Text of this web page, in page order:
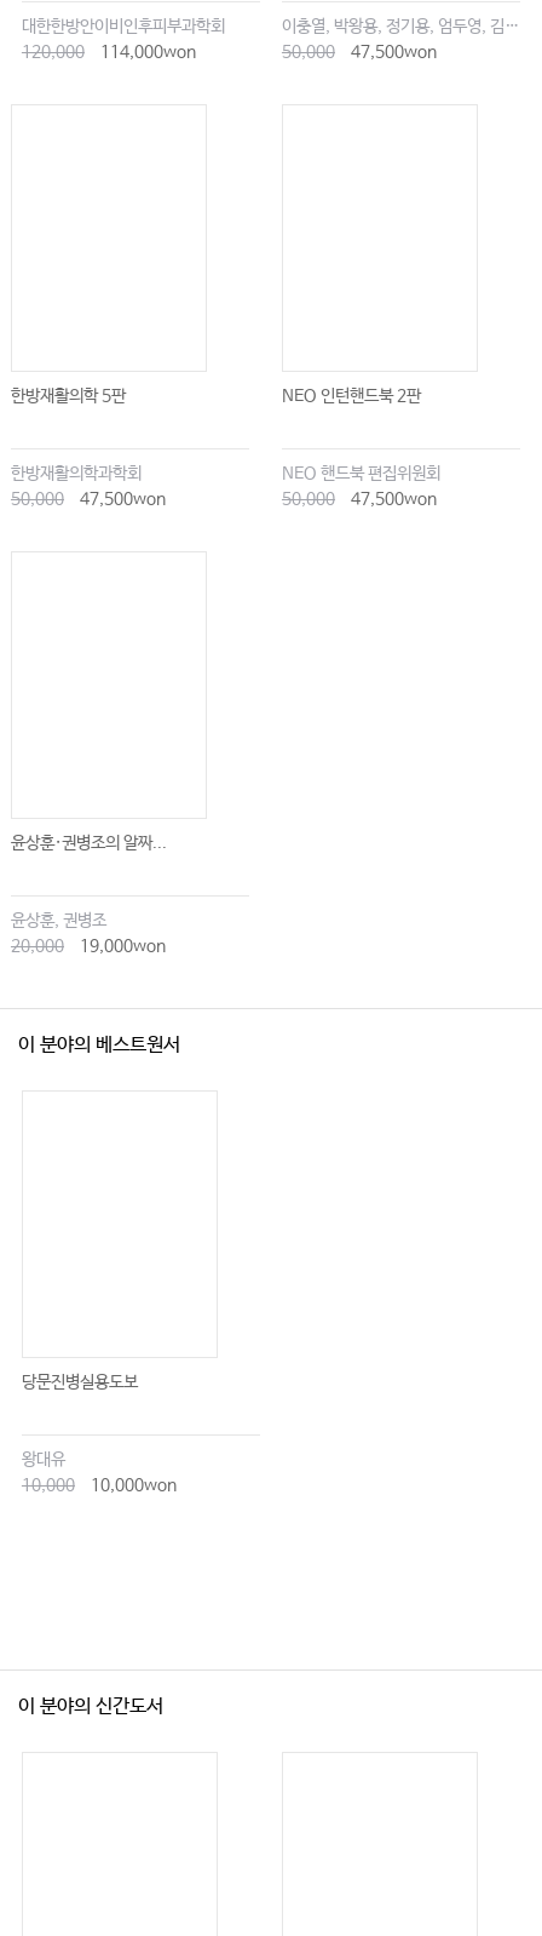
/ 예후 458 / 한의학적 치료 459
신장암 488
역학 488 / 병리 488 / 임상 증상 489 / 진단 489 / 위험 인자 490 / 치료 491
전립선암 495
역학 495 / 병리 496 / 임상 증상 497 / 진단 497 / 위험 인자 499 / 치료 501
역학 539 / 병기 분류 540 / 임상 증상 541 / 진단 541 / 치료 542
자궁체부암 544
역학 544 / 병기 분류 544 / 임상 증상 546 / 진단 546 / 치료 548 / 통합의학
적 접근 549 / 한의학적 치료 549
발병과 병인 562 / 난소상피암 563 / 비상피성 난소암 566 / 통합의학적 접근
569 / 한의학적 치료 570
610 / 한의학적 치료 612
악성 림프종 619
개요 및 역학 621 / 분류 622 / 한의학적 치료 636
대한한방안이비인후피부과학회
120,000
114,000won
이충열, 박왕용, 정기용, 엄두영, 김창업
50,000
47,500won
한방재활의학 5판
한방재활의학과학회
50,000
47,500won
NEO 인턴핸드북 2판
NEO 핸드북 편집위원회
50,000
47,500won
윤상훈·권병조의 알짜...
윤상훈, 권병조
20,000
19,000won
이 분야의 베스트원서
당문진병실용도보
왕대유
10,000
10,000won
이 분야의 신간도서